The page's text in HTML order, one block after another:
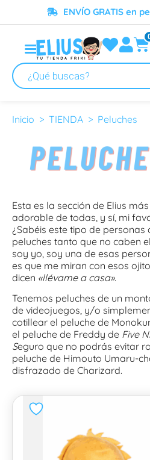
ENVÍO GRATIS en
Inicio > TIENDA > Peluches
Peluches
Esta es la sección de Elius
adorable de todas, y sí, mi
¿Sabéis este tipo de
peluches tanto que no caben
soy yo, soy una de esas
es que me miran con esos
dicen «llévame a casa».
Tenemos peluches de un
de videojuegos, y/o
cotillear el peluche de
el peluche de Freddy de Five
Seguro que no podrás evitar
peluche de Himouto Umaru-
disfrazado de Charizard.